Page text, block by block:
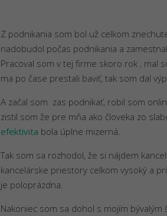
Z podnikania som bol už celkom
nadobudol počas podnikania a
Pracoval som v tej firme skoro rok , mal
ma po čase prestali baviť, tak som dal
A začal som zas podnikať, robil som
zistil som že pre mňa ako človeka zo
efektivita bola úplne mizerná.
Tak som sa rozhodol, že si nájdem
kancelárske priestory celkom vysoký a
je poloprázdna.
Nakoniec som sa dohol s mojím